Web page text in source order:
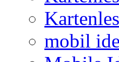
mobil